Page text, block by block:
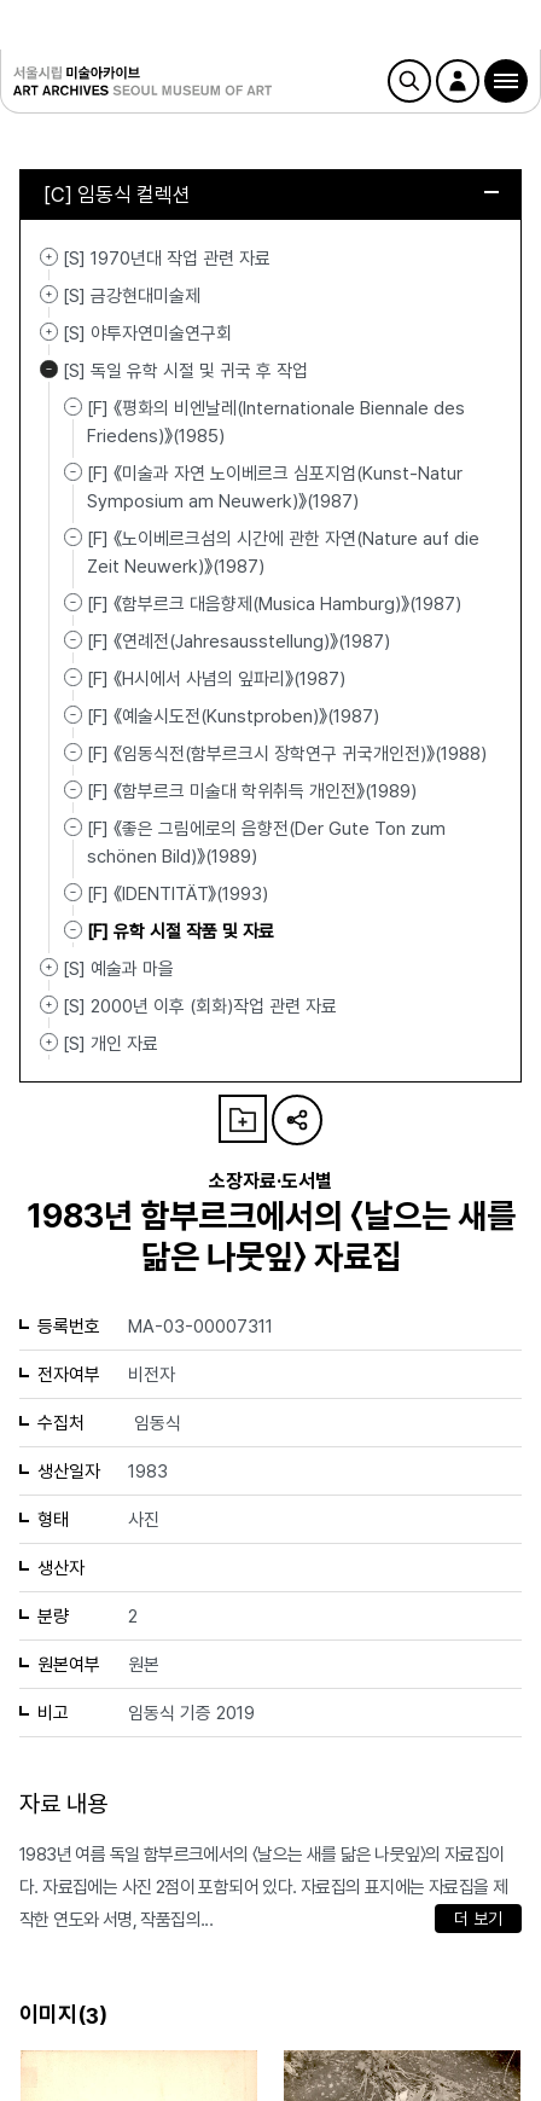
[C] 임동식 컬렉션
[S] 1970년대 작업 관련 자료
[S] 금강현대미술제
[S] 야투자연미술연구회
[S] 독일 유학 시절 및 귀국 후 작업
[F] 《평화의 비엔날레(Internationale Biennale des
Friedens)》(1985)
[F] 《미술과 자연 노이베르크 심포지엄(Kunst-Natur
Symposium am Neuwerk)》(1987)
[F] 《노이베르크섬의 시간에 관한 자연(Nature auf die
Zeit Neuwerk)》(1987)
[F] 《함부르크 대음향제(Musica Hamburg)》(1987)
[F] 《연례전(Jahresausstellung)》(1987)
[F] 《H시에서 사념의 잎파리》(1987)
[F] 《예술시도전(Kunstproben)》(1987)
[F] 《임동식전(함부르크시 장학연구 귀국개인전)》(1988)
[F] 《함부르크 미술대 학위취득 개인전》(1989)
[F] 《좋은 그림에로의 음향전(Der Gute Ton zum
schönen Bild)》(1989)
[F] 《IDENTITÄT》(1993)
[F] 유학 시절 작품 및 자료
[S] 예술과 마을
[S] 2000년 이후 (회화)작업 관련 자료
[S] 개인 자료
소장자료·도서별
1983년 함부르크에서의 〈날으는 새를
닮은 나뭇잎〉 자료집
등록번호 MA-03-00007311
전자여부 비전자
수집처 임동식
생산일자 1983
형태 사진
생산자
분량 2
원본여부 원본
비고 임동식 기증 2019
자료 내용
1983년 여름 독일 함부르크에서의 〈날으는 새를 닮은 나뭇잎〉의 자료집이
다. 자료집에는 사진 2점이 포함되어 있다. 자료집의 표지에는 자료집을 제
작한 연도와 서명, 작품집의...
더 보기
이미지(3)